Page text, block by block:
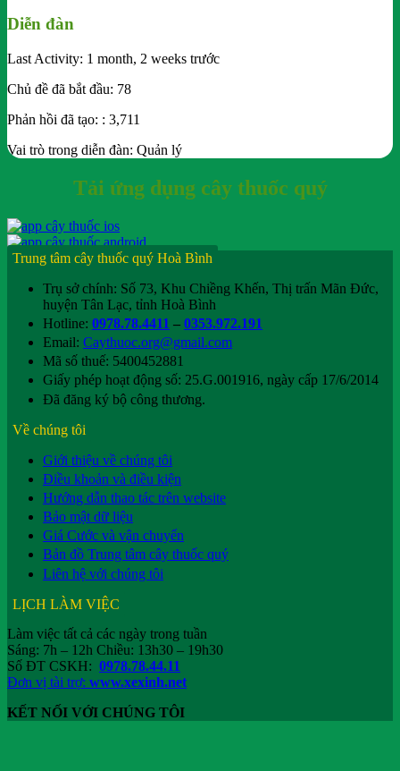
Diễn đàn
Last Activity: 1 month, 2 weeks trước
Chủ đề đã bắt đầu: 78
Phản hồi đã tạo: : 3,711
Vai trò trong diễn đàn: Quản lý
Tải ứng dụng cây thuốc quý
Trung tâm cây thuốc quý Hoà Bình
Trụ sở chính: Số 73, Khu Chiềng Khến, Thị trấn Mãn Đức,
huyện Tân Lạc, tỉnh Hoà Bình
Hotline: 0978.78.4411 – 0353.972.191
Email: Caythuoc.org@gmail.com
Mã số thuế: 5400452881
Giấy phép hoạt động số: 25.G.001916, ngày cấp 17/6/2014
Đã đăng ký bộ công thương.
Về chúng tôi
Giới thiệu về chúng tôi
Điều khoản và điều kiện
Hướng dẫn thao tác trên website
Bảo mật dữ liệu
Giá Cước và vận chuyển
Bản đồ Trung tâm cây thuốc quý
Liên hệ với chúng tôi
LỊCH LÀM VIỆC
Làm việc tất cả các ngày trong tuần
Sáng: 7h – 12h Chiều: 13h30 – 19h30
Số ĐT CSKH: 0978.78.44.11
Đơn vị tài trợ: www.xexinh.net
KẾT NỐI VỚI CHÚNG TÔI